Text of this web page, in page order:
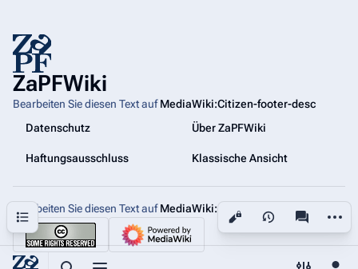
Ansichten
Inhaltsverzeichnis
ZaPFWiki
Bearbeiten Sie diesen Text aufMediaWiki:Citizen-footer-desc
Datenschutz
Über ZaPFWiki
Haftungsausschluss Klassische Ansicht
Bearbeiten Sie diesen Text aufMediaWiki:Citizen-footer-tagline